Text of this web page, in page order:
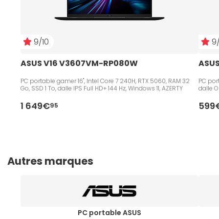
9/10
ASUS V16 V3607VM-RP080W
PC portable gamer 16", Intel Core 7 240H, RTX 5060, RAM 32
Go, SSD 1 To, dalle IPS Full HD+ 144 Hz, Windows 11, AZERTY
1 649€95
PC
dalle
Autres marques
PC portable ASUS